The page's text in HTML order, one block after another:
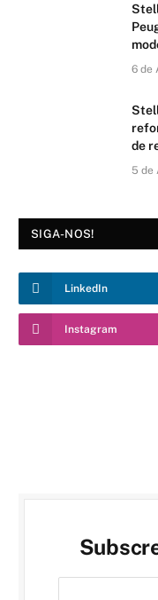
6 de
de
5 de
SIGA-NOS!
LinkedIn
Instagram